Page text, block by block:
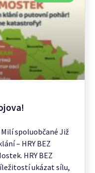
spoluobčané Již
– HRY BEZ
HRY BEZ
ukázat sílu,